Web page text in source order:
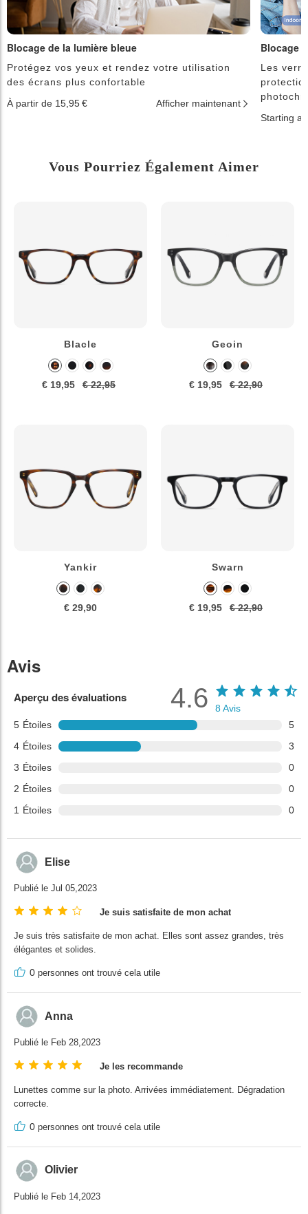
Blocage de la lumière bleue
Protégez vos yeux et rendez votre utilisation
des écrans plus confortable
À partir de 15,95 €
Afficher maintenant
Blocage
Les
Starting at
Vous Pourriez Également Aimer
Blacle
€ 19,95 € 22,95
Geoin
€ 19,95 € 22,90
Yankir
€ 29,90
Swarn
€ 19,95 € 22,90
Avis
Aperçu des évaluations
5 Étoiles
5
4 Étoiles
3
3 Étoiles
0
2 Étoiles
0
1 Étoiles 0
4.6 8 Avis
Elise
Publié le Jul 05,2023
Je suis satisfaite de mon achat
Je suis très satisfaite de mon achat. Elles sont assez grandes, très
élégantes et solides.
0 personnes ont trouvé cela utile
Anna
Publié le Feb 28,2023
Je les recommande
Lunettes comme sur la photo. Arrivées immédiatement. Dégradation
correcte.
0 personnes ont trouvé cela utile
Olivier
Publié le Feb 14,2023